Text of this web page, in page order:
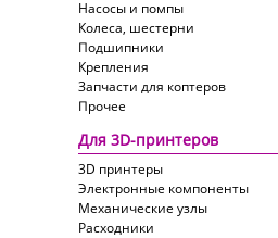
Насосы и помпы
Колеса, шестерни
Подшипники
Крепления
Запчасти для коптеров
Прочее
Для 3D-принтеров
3D принтеры
Электронные компоненты
Механические узлы
Расходники